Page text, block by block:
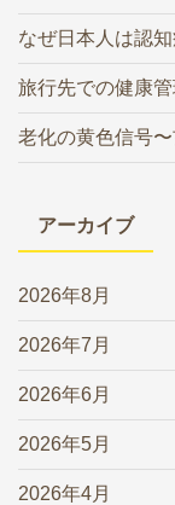
なぜ日本人は認
旅行先での健康管
老化の黄色信号
アーカイブ
2026年8月
2026年7月
2026年6月
2026年5月
2026年4月